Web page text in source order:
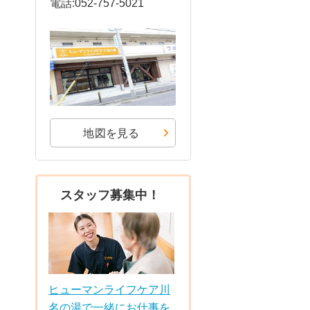
電話:052-757-5021
地図を見る
スタッフ募集中！
ヒューマンライフケア川
名の湯で一緒にお仕事を